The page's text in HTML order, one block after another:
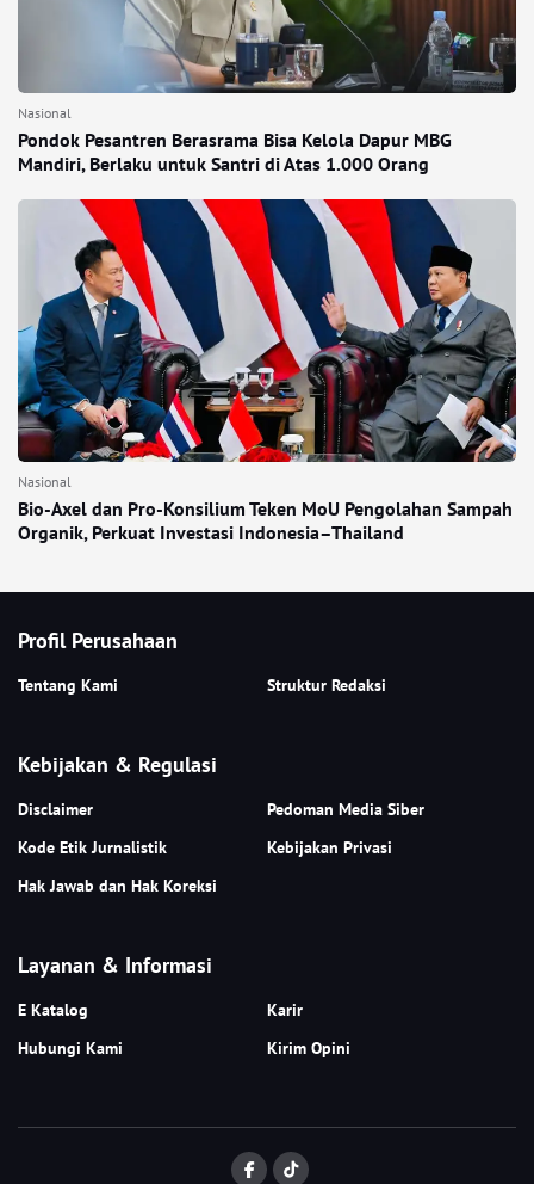
Nasional
Pondok Pesantren Berasrama Bisa Kelola Dapur MBG
Mandiri, Berlaku untuk Santri di Atas 1.000 Orang
Nasional
Bio-Axel dan Pro-Konsilium Teken MoU Pengolahan Sampah
Organik, Perkuat Investasi Indonesia–Thailand
Profil Perusahaan
Tentang Kami Struktur Redaksi
Kebijakan & Regulasi
Disclaimer
Pedoman Media Siber
Kode Etik Jurnalistik
Kebijakan Privasi
Hak Jawab dan Hak Koreksi
Layanan & Informasi
E Katalog
Karir
Hubungi Kami
Kirim Opini